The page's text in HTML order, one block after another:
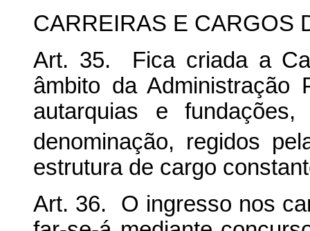
CARREIRAS E CARGOS
Art. 35. Fica criada a
âmbito da Administração
autarquias e
denominação, regidos
estrutura de cargo
Art. 36. O ingresso nos